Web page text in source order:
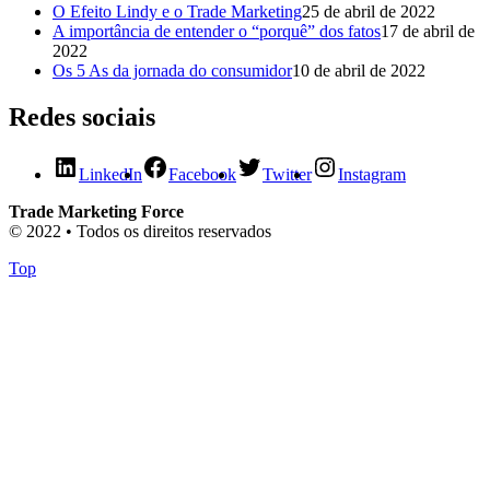
O Efeito Lindy e o Trade Marketing25 de abril de 2022
A importância de entender o “porquê” dos fatos17 de abril de
2022
Os 5 As da jornada do consumidor10 de abril de 2022
Redes sociais
LinkedIn Facebook Twitter
Instagram
Trade Marketing Force
© 2022 • Todos os direitos reservados
Top